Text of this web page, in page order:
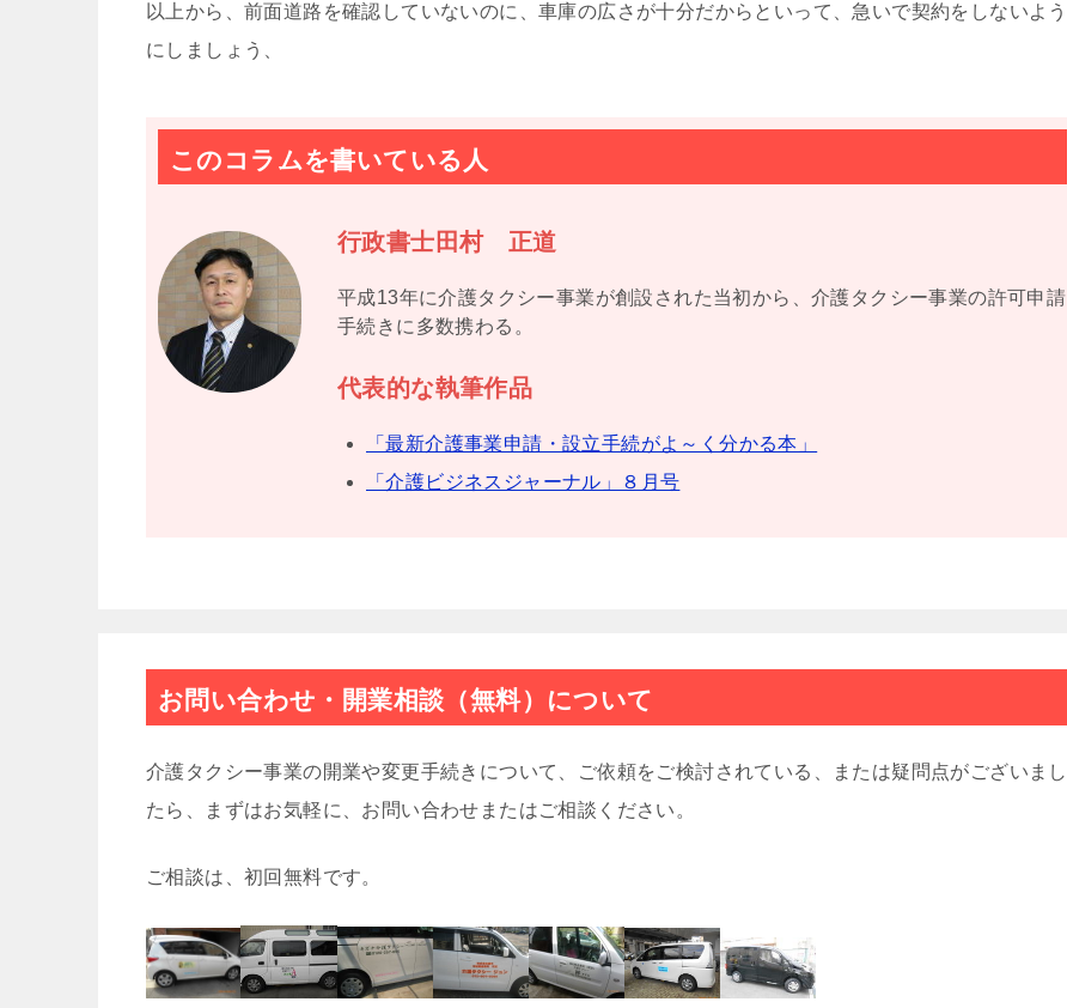
以上から、前面道路を確認していないのに、車庫の広さが十分だからといって、急いで契約をしないよう
にしましょう、
このコラムを書いている人
行政書士田村 正道
平成13年に介護タクシー事業が創設された当初から、介護タクシー事業の許可申請
手続きに多数携わる。
代表的な執筆作品
「最新介護事業申請・設立手続がよ～く分かる本」
「介護ビジネスジャーナル」８月号
お問い合わせ・開業相談（無料）について
介護タクシー事業の開業や変更手続きについて、ご依頼をご検討されている、または疑問点がございまし
たら、まずはお気軽に、お問い合わせまたはご相談ください。
ご相談は、初回無料です。